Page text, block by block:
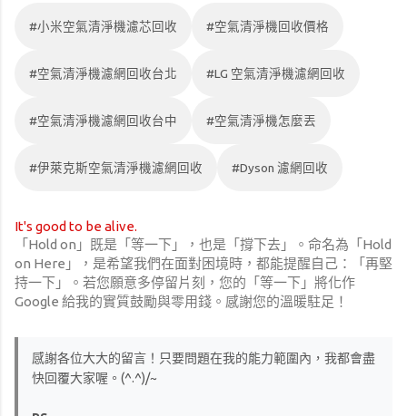
#小米空氣清淨機濾芯回收 #空氣清淨機回收價格
#空氣清淨機濾網回收台北 #LG 空氣清淨機濾網回收
#空氣清淨機濾網回收台中 #空氣清淨機怎麼丟
#伊萊克斯空氣清淨機濾網回收 #Dyson 濾網回收
It's good to be alive.
「Hold on」既是「等一下」，也是「撐下去」。命名為「Hold
on Here」，是希望我們在面對困境時，都能提醒自己：「再堅
持一下」。若您願意多停留片刻，您的「等一下」將化作
Google 給我的實質鼓勵與零用錢。感謝您的溫暖駐足！
感謝各位大大的留言！只要問題在我的能力範圍內，我都會盡
快回覆大家喔。(^.^)/~